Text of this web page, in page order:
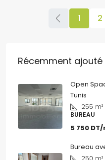
1 2
Récemment ajouté
Open
Tunis
255 m²
BUREAU
5 750
Bureau
250 m²